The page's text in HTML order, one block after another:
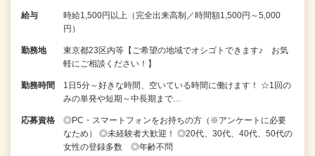
給与
時給1,500円以上（完全出来高制／時間額1,500円～5,000
円）
勤務地
東京都23区内等【ご希望の地域でオシゴトできます♪ お気
軽にご相談ください！】
勤務時間
1日5分～好きな時間、空いている時間に働けます！ ☆1回の
みの単発や短期～中長期まで…
応募資格
◎PC・スマートフォンをお持ちの方（※アンケートに必要
なため） ◎未経験者大歓迎！ ◎20代、30代、40代、50代の
女性の登録多数 ◎年齢不問